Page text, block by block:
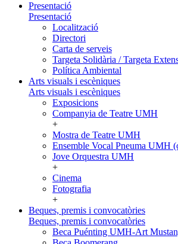
Presentació
Presentació
Localització
Directori
Carta de serveis
Targeta Solidària / Targeta
Política Ambiental
Arts visuals i escèniques
Arts visuals i escèniques
Exposicions
Companyia de Teatre UMH
+
Mostra de Teatre UMH
Ensemble Vocal Pneuma UMH
Jove Orquestra UMH
+
Cinema
Fotografia
+
Beques, premis i convocatòries
Beques, premis i convocatòries
Beca Puénting UMH-Art